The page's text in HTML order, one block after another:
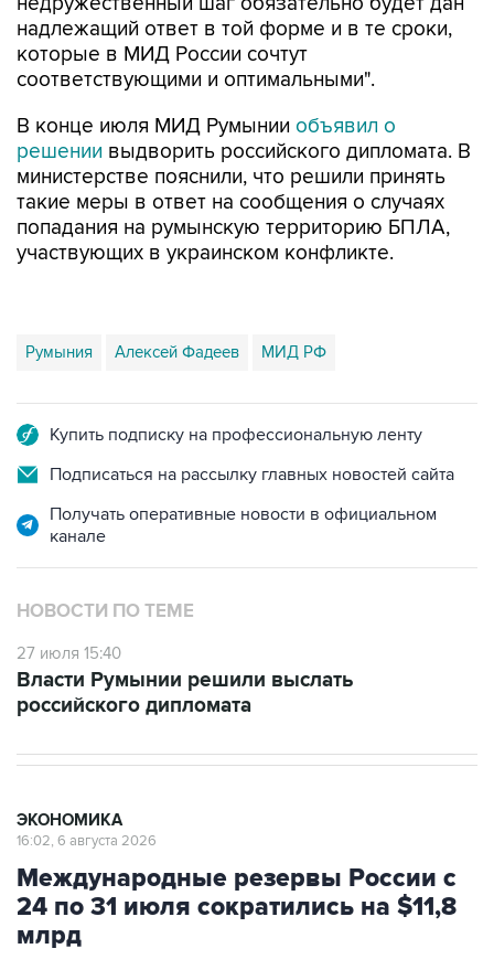
надлежащий ответ в той форме и в те сроки,
которые в МИД России сочтут
соответствующими и оптимальными".
В конце июля МИД Румынии объявил о
решении выдворить российского дипломата. В
министерстве пояснили, что решили принять
такие меры в ответ на сообщения о случаях
попадания на румынскую территорию БПЛА,
участвующих в украинском конфликте.
Румыния Алексей Фадеев МИД РФ
Купить подписку на профессиональную ленту
Подписаться на рассылку главных новостей сайта
Получать оперативные новости в официальном
канале
НОВОСТИ ПО ТЕМЕ
27 июля 15:40
Власти Румынии решили выслать
российского дипломата
ЭКОНОМИКА
16:02, 6 августа 2026
Международные резервы России с
24 по 31 июля сократились на $11,8
млрд